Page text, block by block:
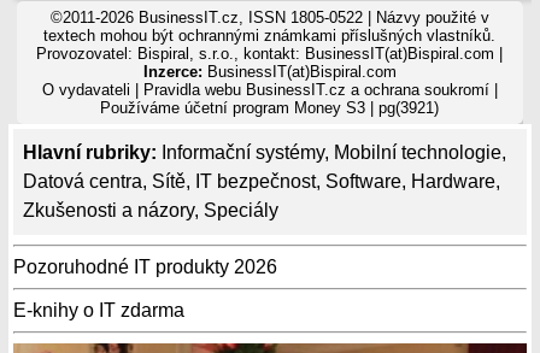
Hlavní rubriky: Informační systémy, Mobilní technologie,
Datová centra, Sítě, IT bezpečnost, Software, Hardware,
Zkušenosti a názory, Speciály
Pozoruhodné IT produkty 2026
E-knihy o IT zdarma
©2011-2026 BusinessIT.cz, ISSN 1805-0522 | Názvy použité v
textech mohou být ochrannými známkami příslušných vlastníků.
Provozovatel: Bispiral, s.r.o., kontakt: BusinessIT(at)Bispiral.com |
Inzerce: BusinessIT(at)Bispiral.com
O vydavateli
Pravidla webu BusinessIT.cz a ochrana soukromí|
Používámeúčetní program Money S3 | pg(3921)